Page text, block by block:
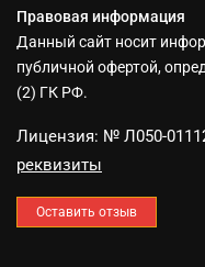
Правовая информация
Данный сайт носит
публичной офертой,
(2) ГК РФ.
Лицензия: № Л050-
реквизиты
Оставить отзыв